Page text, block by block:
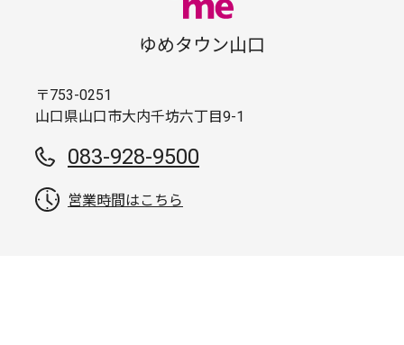
ゆめタウン山口
〒753-0251
山口県山口市大内千坊六丁目9-1
083-928-9500
営業時間はこちら